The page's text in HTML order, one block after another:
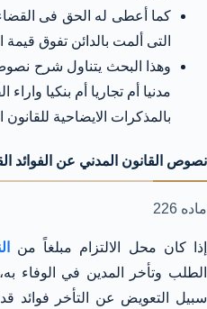
كما أعطى له الحق فى
التى ألمت بالدائن تفوق قيمة
وهذا البحث يتناول شرح نصوص
مدنيا أم تجاريا أم بنكيا
بالمذكرات الايضاحية
نصوص القانون المدني عن الفوائد
ماده 226
إذا كان محل الالتزام مبلغاً من
الطلب وتأخر المدين في الوفاء
سبيل التعويض عن التأخر فوائد